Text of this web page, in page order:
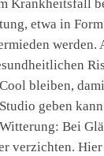
Krankheitsfall
etwa in
werden.
bleiben,
geben
Bei
verzichten.